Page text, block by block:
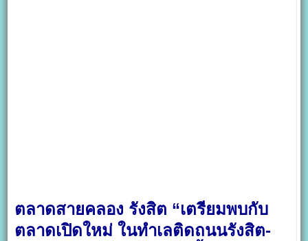
ตลาดสายคลอง รังสิต “เตรียมพบกับ
ตลาดเปิดใหม่ ในทำเลติดถนนรังสิต-